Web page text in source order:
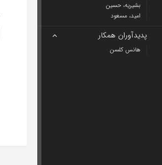
بشیریه، حسین
امید، مسعود
پدیدآوران همکار
هانس کلسن